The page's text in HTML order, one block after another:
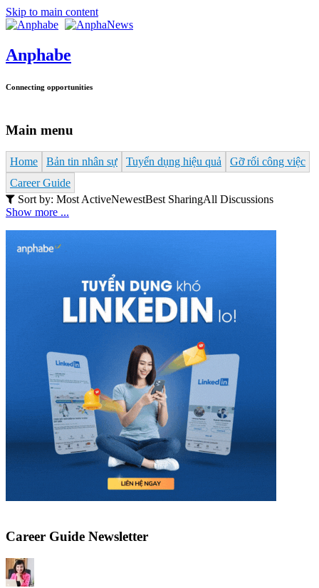
Skip to main content
Anphabe
Connecting opportunities
Main menu
Home Bản tin nhân sự Tuyển dụng hiệu quả
Gỡ rối công việc
Career Guide
Sort by: Most ActiveNewestBest SharingAll Discussions
Show more ...
Career Guide Newsletter